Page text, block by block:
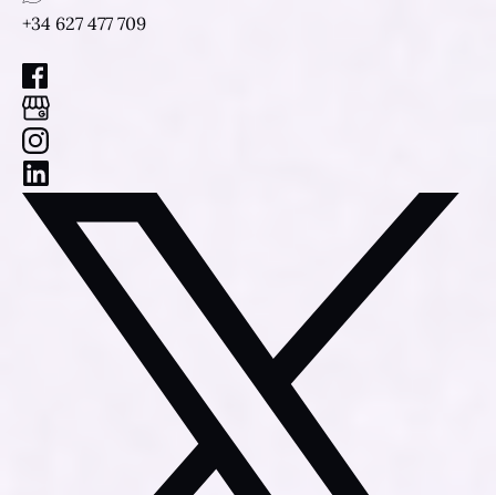
+34 627 477 709